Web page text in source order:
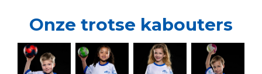
Onze trotse kabouters